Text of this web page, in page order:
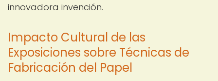
innovadora invención.
Impacto Cultural de las
Exposiciones sobre Técnicas de
Fabricación del Papel